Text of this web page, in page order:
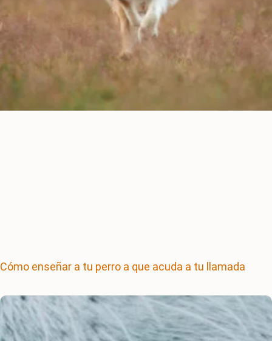
Cómo enseñar a tu perro a que acuda a tu llamada